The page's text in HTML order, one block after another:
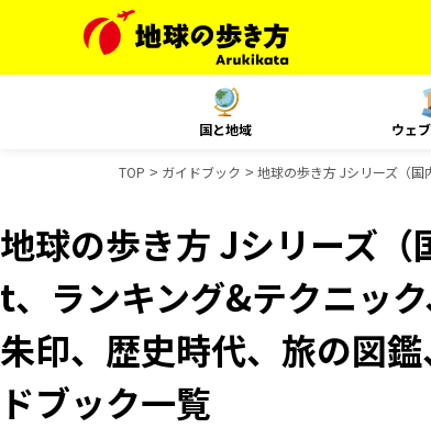
国と地域 ウェ
TOP ガイドブック 地球の歩き方 Jシリーズ（
地球の歩き方 Jシリーズ
t、ランキング&テクニッ
朱印、歴史時代、旅の図
ドブック一覧